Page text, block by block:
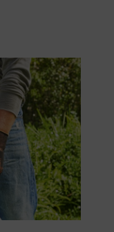
pulgar hacia el